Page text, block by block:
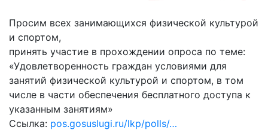
Просим всех занимающихся физической культурой
и спортом,
принять участие в прохождении опроса по теме:
«Удовлетворенность граждан условиями для
занятий физической культурой и спортом, в том
числе в части обеспечения бесплатного доступа к
указанным занятиям»
Ссылка: pos.gosuslugi.ru/lkp/polls/…